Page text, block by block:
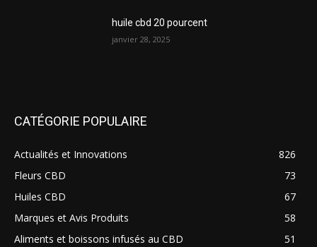
huile cbd 20 pourcent
janvier 28, 2025
CATÉGORIE POPULAIRE
Actualités et Innovations
826
Fleurs CBD
73
Huiles CBD
67
Marques et Avis Produits
58
Aliments et boissons infusés au CBD
51